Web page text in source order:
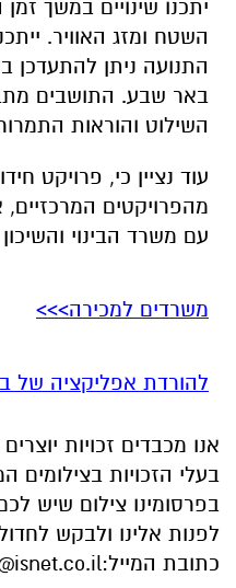
השילוט והוראות
עוד נציין כי, פרויקט
מהפרויקטים
עם משרד הבינוי
משרדים למכירה>>>
בפרסומינו צילום שיש
כתובת המייל: